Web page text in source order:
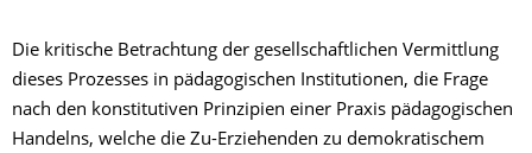
Die kritische Betrachtung der gesellschaftlichen Vermittlung
dieses Prozesses in pädagogischen Institutionen, die Frage
nach den konstitutiven Prinzipien einer Praxis pädagogischen
Handelns, welche die Zu-Erziehenden zu demokratischem